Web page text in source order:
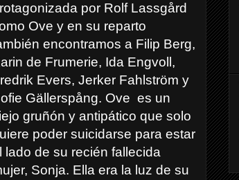
por Rolf Lassgård
Ove y en su reparto
encontramos a Filip Berg,
de Frumerie, Ida Engvoll,
Evers, Jerker Fahlström y
Gällerspång. Ove es un
gruñón y antipático que solo
poder suicidarse para estar
lado de su recién fallecida
Sonja. Ella era la luz de su